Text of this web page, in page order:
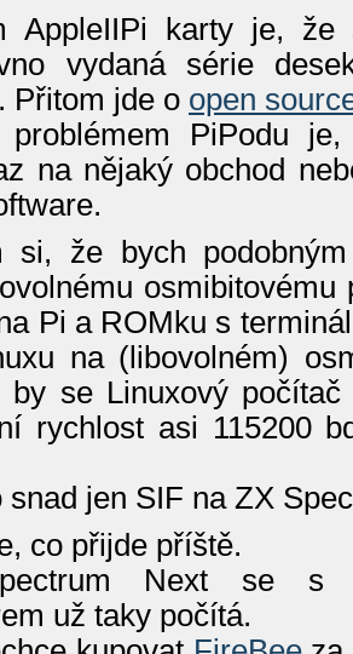
AppleIIPi karty je,
vydaná série
Přitom jde o open
problémem PiPodu
na nějaký obchod
si, že bych
osmibitovému
Pi a ROMku s
na (libovolném)
by se Linuxový
rychlost asi 115200
snad jen SIF na ZX
co přijde příště.
Next se s
už taky počítá.